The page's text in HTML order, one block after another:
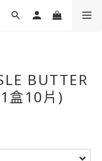
BUTTER
盒10片)